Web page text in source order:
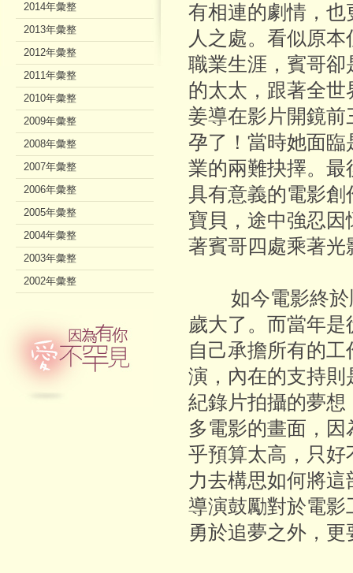
有相連的劇情，
人之處。看似原
職業生涯，賓哥
的太太，跟著全
姜導在影片開鏡
孕了！當時她面
業的兩難抉擇。
具有意義的電影
寶貝，途中強忍
著賓哥四處乘著光
如今電影終於
歲大了。而當年
自己承擔所有的
演，內在的支持
紀錄片拍攝的夢
多電影的畫面，
乎預算太高，只
力去構思如何將
導演鼓勵對於電
勇於追夢之外，
2014年彙整
2013年彙整
2012年彙整
2011年彙整
2010年彙整
2009年彙整
2008年彙整
2007年彙整
2006年彙整
2005年彙整
2004年彙整
2003年彙整
2002年彙整